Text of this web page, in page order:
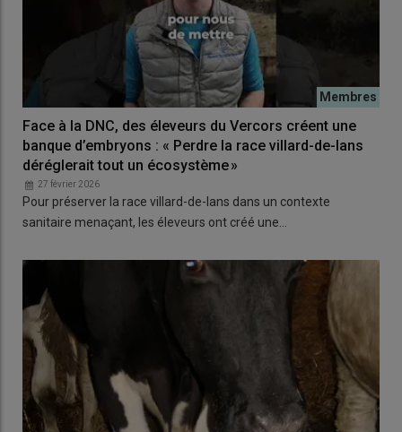
Face à la DNC, des éleveurs du Vercors créent une
banque d’embryons : « Perdre la race villard-de-lans
déréglerait tout un écosystème »
27 février 2026
Pour préserver la race villard-de-lans dans un contexte
sanitaire menaçant, les éleveurs ont créé une…